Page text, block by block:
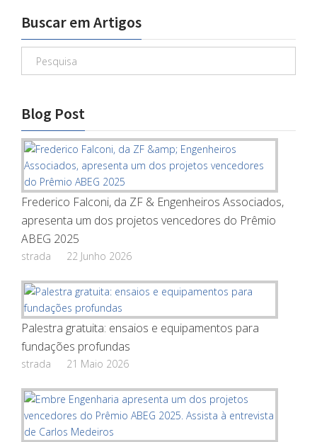
Buscar em Artigos
Blog Post
Frederico Falconi, da ZF & Engenheiros Associados,
apresenta um dos projetos vencedores do Prêmio
ABEG 2025
strada 22 Junho 2026
Palestra gratuita: ensaios e equipamentos para
fundações profundas
strada 21 Maio 2026